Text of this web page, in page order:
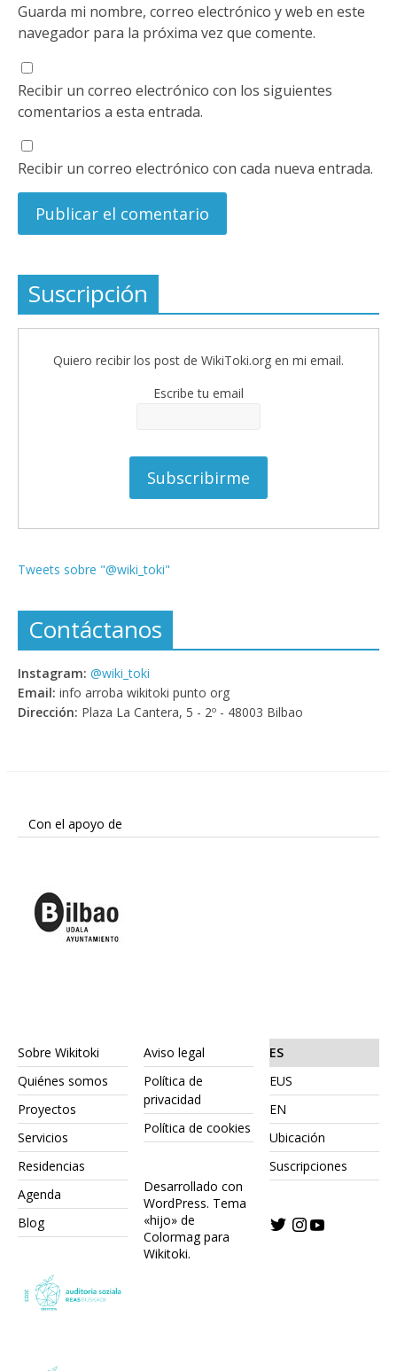
Guarda mi nombre, correo electrónico y web en este
navegador para la próxima vez que comente.
Recibir un correo electrónico con los siguientes
comentarios a esta entrada.
Recibir un correo electrónico con cada nueva entrada.
Suscripción
Quiero recibir los post de WikiToki.org en mi email.
Escribe tu email
Tweets sobre "@wiki_toki"
Contáctanos
Instagram: @wiki_toki
Email: info arroba wikitoki punto org
Dirección: Plaza La Cantera, 5 - 2º - 48003 Bilbao
Con el apoyo de
Sobre Wikitoki
Quiénes somos
Proyectos
Servicios
Residencias
Agenda
Blog
Aviso legal
Política de
privacidad
Política de cookies
Desarrollado con
WordPress. Tema
«hijo» de
Colormag para
Wikitoki.
ES
EUS
EN
Ubicación
Suscripciones